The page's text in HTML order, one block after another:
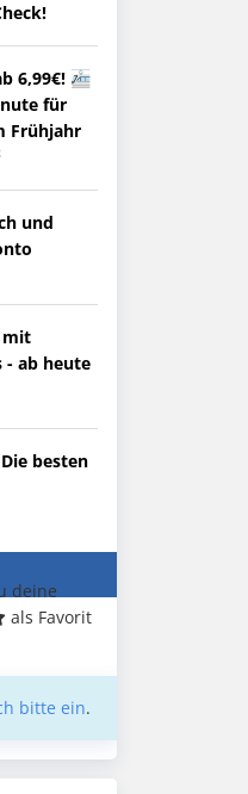
6,99€! 🚈
für
Frühjahr
und
mit
- ab heute
besten
deine
als Favorit
bitte ein.